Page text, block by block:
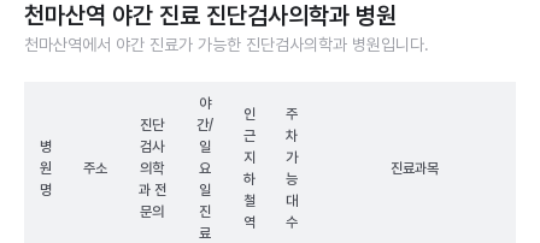
천마산역 야간 진료 진단검사의학과 병원
천마산역에서 야간 진료가 가능한 진단검사의학과 병원입니다.
병
원
명
주소
진단
검사
의학
과 전
문의
야
간/
일
요
일
진
료
인
근
지
하
철
역
주
차
가
능
대
수
진료과목